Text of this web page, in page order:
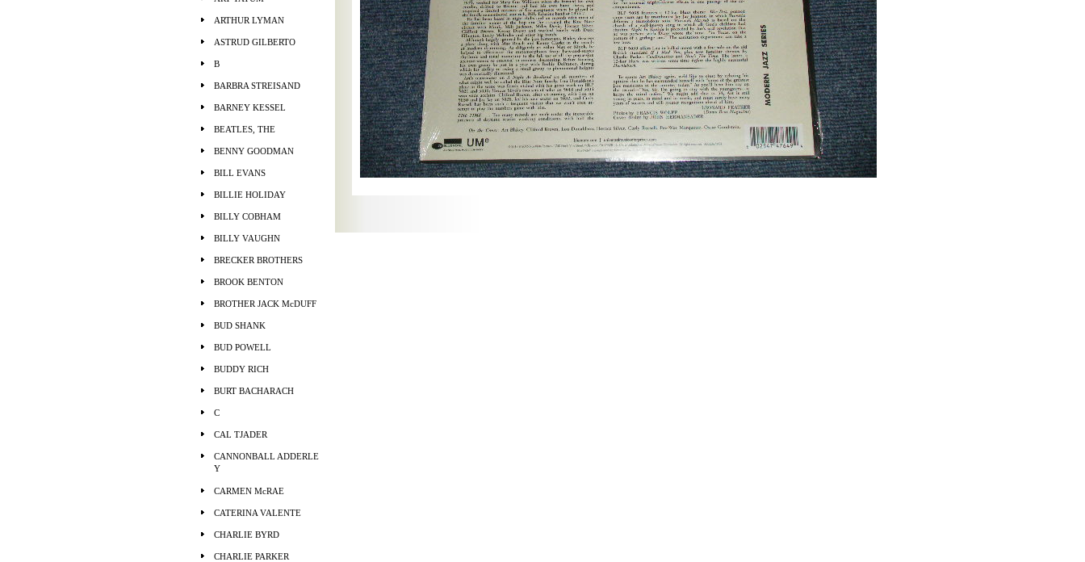
ARTHUR LYMAN
ASTRUD GILBERTO
B
BARBRA STREISAND
BARNEY KESSEL
BEATLES, THE
BENNY GOODMAN
BILL EVANS
BILLIE HOLIDAY
BILLY COBHAM
BILLY VAUGHN
BRECKER BROTHERS
BROOK BENTON
BROTHER JACK McDUFF
BUD SHANK
BUD POWELL
BUDDY RICH
BURT BACHARACH
C
CAL TJADER
CANNONBALL ADDERLE
Y
CARMEN McRAE
CATERINA VALENTE
CHARLIE BYRD
CHARLIE PARKER